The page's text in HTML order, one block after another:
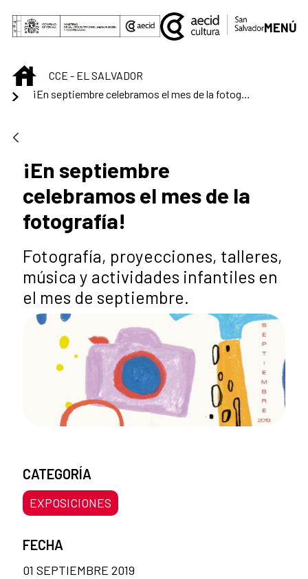
Saltar al contenido principal
MENÚ
INICIOCCE - EL SALVADOR
¡En septiembre
celebramos el mes de la
fotografía!
Fotografía, proyecciones, talleres,
música y actividades infantiles en
el mes de septiembre.
CATEGORÍA
EXPOSICIONES
FECHA
01 SEPTIEMBRE 2019